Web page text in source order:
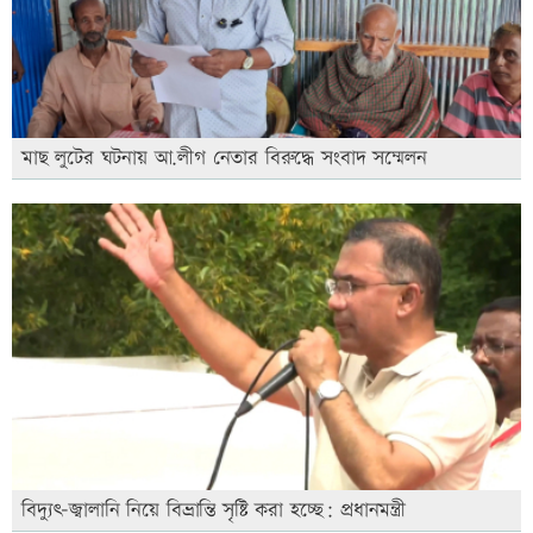
মাছ লুটের ঘটনায় আ.লীগ নেতার বিরুদ্ধে সংবাদ সম্মেলন
বিদ্যুৎ-জ্বালানি নিয়ে বিভ্রান্তি সৃষ্টি করা হচ্ছে: প্রধানমন্ত্রী